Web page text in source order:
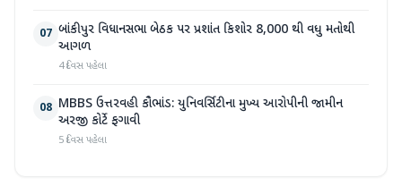
07 બાંકીપુર વિધાનસભા બેઠક પર પ્રશાંત કિશોર 8,000 થી વધુ મતોથી
આગળ
4 દિવસ પહેલા
08 MBBS ઉત્તરવહી કૌભાંડ: યુનિવર્સિટીના મુખ્ય આરોપીની જામીન
અરજી કોર્ટે ફગાવી
5 દિવસ પહેલા